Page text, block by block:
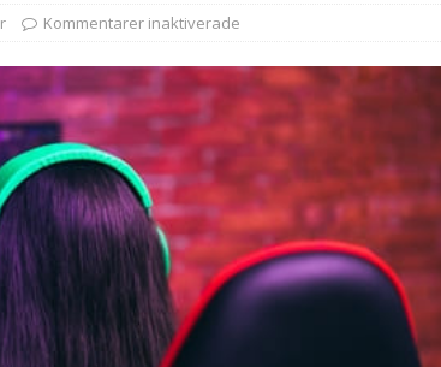
Kommentarer inaktiverade